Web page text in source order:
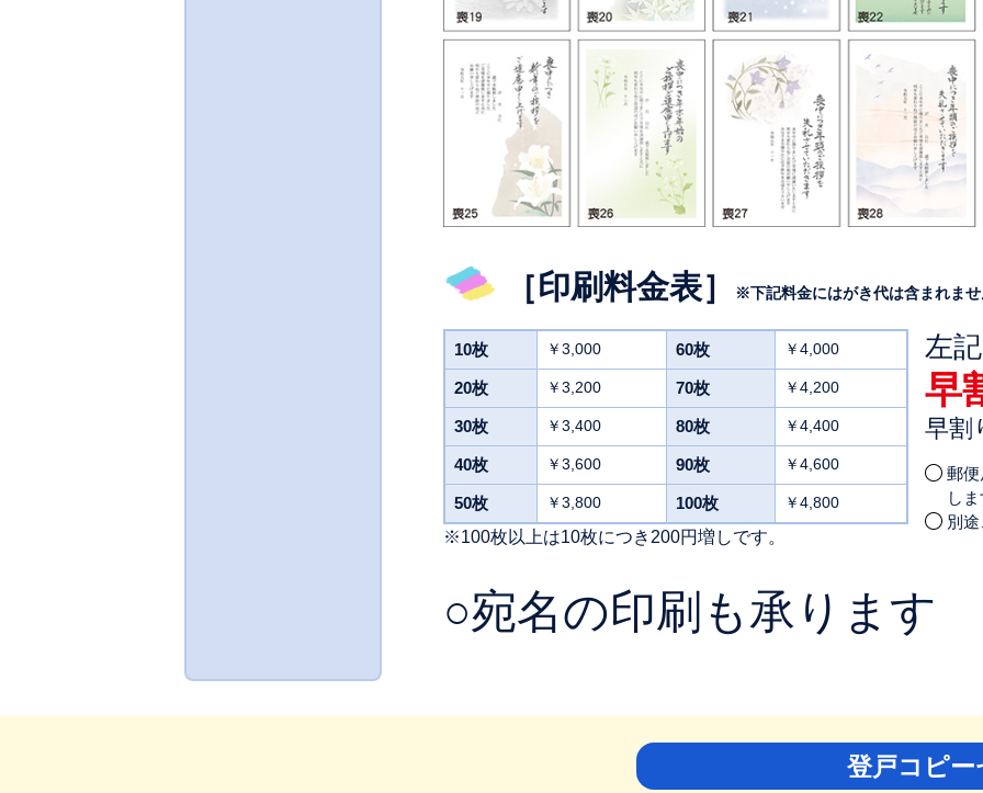
［印刷料金表］ ※下記料金にはがき代は含まれま
10枚 ￥3,000 60枚 ￥4,000
20枚 ￥3,200 70枚 ￥4,200
30枚 ￥3,400 80枚 ￥4,400
40枚 ￥3,600 90枚 ￥4,600
50枚 ￥3,800 100枚 ￥4,800
※100枚以上は10枚につき200円増しです。
左
早
早割
郵
し
別
○宛名の印刷も承ります
登戸コピ